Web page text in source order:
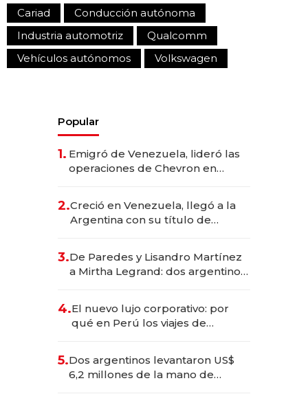
Cariad
Conducción autónoma
Industria automotriz
Qualcomm
Vehículos autónomos
Volkswagen
Popular
1. Emigró de Venezuela, lideró las
operaciones de Chevron en
2.Creció en Venezuela, llegó a la
Argentina con su título de
las marcas "fast premium"
3.De Paredes y Lisandro Martínez
a Mirtha Legrand: dos argentinos
4.El nuevo lujo corporativo: por
qué en Perú los viajes de
transformadoras
5.Dos argentinos levantaron US$
6,2 millones de la mano de